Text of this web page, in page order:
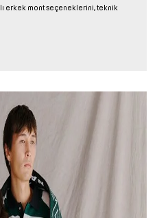
erkek mont seçeneklerini, teknik